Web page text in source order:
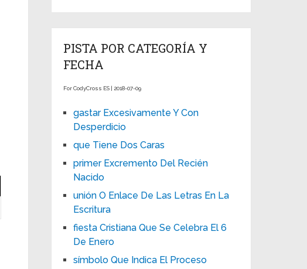
PISTA POR CATEGORÍA Y
FECHA
For CodyCross ES | 2018-07-09
gastar Excesivamente Y Con
Desperdicio
que Tiene Dos Caras
primer Excremento Del Recién
Nacido
unión O Enlace De Las Letras En La
Escritura
fiesta Cristiana Que Se Celebra El 6
De Enero
símbolo Que Indica El Proceso